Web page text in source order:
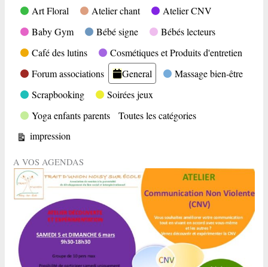
Catégories
Art Floral Atelier chant
Atelier CNV
Baby Gym
Bébé signe
Bébés lecteurs
Café des lutins
Cosmétiques et Produits d'entretien
Forum associations
General
Massage bien-être
Scrapbooking
Soirées jeux
Yoga enfants parents
Toutes les catégories
Vue
impression
A VOS AGENDAS